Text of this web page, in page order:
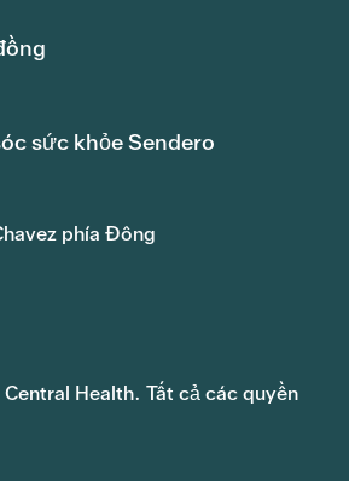
sức khỏe Sendero
phía Đông
Health. Tất cả các quyền